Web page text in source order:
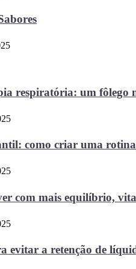
respiratória: um fôlego
como criar uma
com mais equilíbrio,
evitar a retenção de